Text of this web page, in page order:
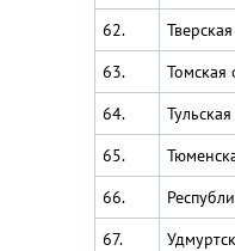
62.
63.
Томская
64.
65.
66.
67.